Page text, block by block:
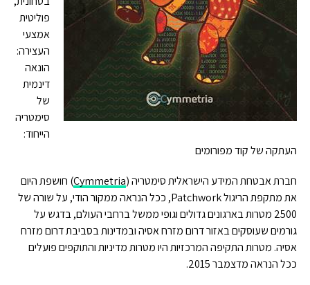
פוליטית
אמצעי
העצירה:
הונאה
דינמית
של
סימטריה
הייחוד:
העתקה של קוד מפורומים
חברת אבטחת המידע הישראלית סימטריה (Cymmetria) חושפת היום
את מתקפת הריגול Patchwork, ככל הנראה ממקור הודי, על שורה של
2500 מטרות בארגונים גדולים וגופי ממשל ברחבי העולם, בדגש על
גורמים שעוסקים באזור דרום מזרח אסיה ובמדינות בסביבת דרום מזרח
אסיה. מטרות התקיפה המרכזיות היו מטרות מדיניות והתוקפים פועלים
ככל הנראה מדצמבר 2015.